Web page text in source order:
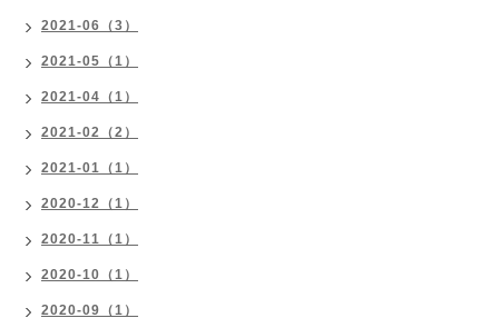
2021-06（3）
2021-05（1）
2021-04（1）
2021-02（2）
2021-01（1）
2020-12（1）
2020-11（1）
2020-10（1）
2020-09（1）